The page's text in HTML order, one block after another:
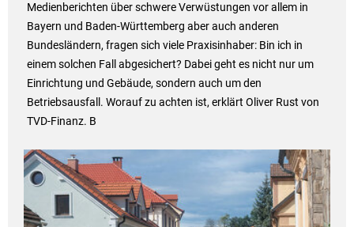
Medienberichten über schwere Verwüstungen vor allem in
Bayern und Baden-Württemberg aber auch anderen
Bundesländern, fragen sich viele Praxisinhaber: Bin ich in
einem solchen Fall abgesichert? Dabei geht es nicht nur um
Einrichtung und Gebäude, sondern auch um den
Betriebsausfall. Worauf zu achten ist, erklärt Oliver Rust von
TVD-Finanz. B